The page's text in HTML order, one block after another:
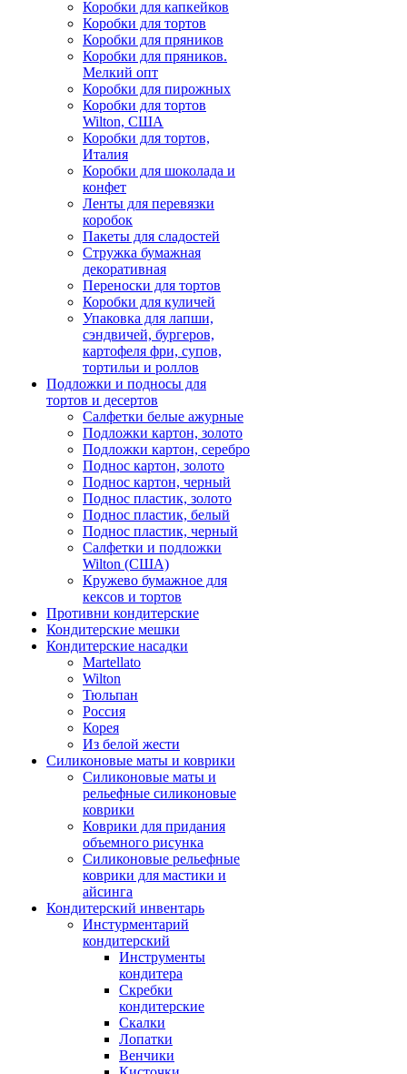
Коробки для капкейков
Коробки для тортов
Коробки для пряников
Коробки для пряников.
Мелкий опт
Коробки для пирожных
Коробки для тортов
Wilton, США
Коробки для тортов,
Италия
Коробки для шоколада и
конфет
Ленты для перевязки
коробок
Пакеты для сладостей
Стружка бумажная
декоративная
Переноски для тортов
Коробки для куличей
Упаковка для лапши,
сэндвичей, бургеров,
картофеля фри, супов,
тортильи и роллов
Подложки и подносы для
тортов и десертов
Салфетки белые ажурные
Подложки картон, золото
Подложки картон, серебро
Поднос картон, золото
Поднос картон, черный
Поднос пластик, золото
Поднос пластик, белый
Поднос пластик, черный
Салфетки и подложки
Wilton (США)
Кружево бумажное для
кексов и тортов
Противни кондитерские
Кондитерские мешки
Кондитерские насадки
Martellato
Wilton
Тюльпан
Россия
Корея
Из белой жести
Силиконовые маты и коврики
Силиконовые маты и
рельефные силиконовые
коврики
Коврики для придания
объемного рисунка
Силиконовые рельефные
коврики для мастики и
айсинга
Кондитерский инвентарь
Инстурментарий
кондитерский
Инструменты
кондитера
Скребки
кондитерские
Скалки
Лопатки
Венчики